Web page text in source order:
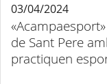
de Sant Pere
practiquen
03/04/2024